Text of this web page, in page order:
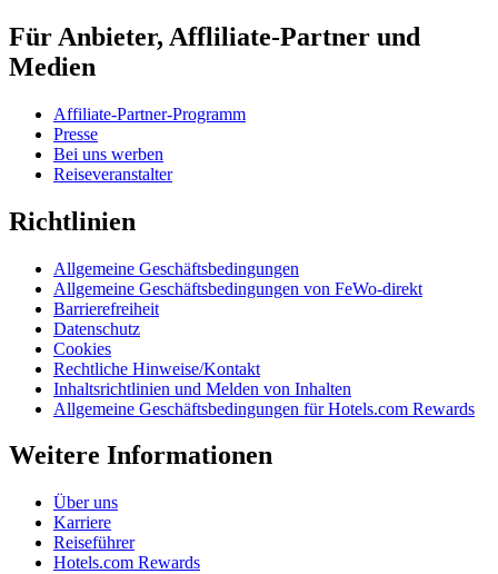
Für Anbieter, Affliliate-Partner und
Medien
Affiliate-Partner-Programm
Presse
Bei uns werben
Reiseveranstalter
Richtlinien
Allgemeine Geschäftsbedingungen
Allgemeine Geschäftsbedingungen von FeWo-direkt
Barrierefreiheit
Datenschutz
Cookies
Rechtliche Hinweise/Kontakt
Inhaltsrichtlinien und Melden von Inhalten
Allgemeine Geschäftsbedingungen für Hotels.com Rewards
Weitere Informationen
Über uns
Karriere
Reiseführer
Hotels.com Rewards